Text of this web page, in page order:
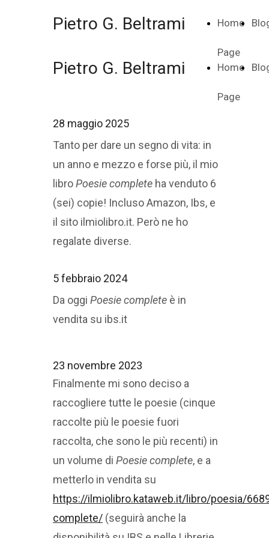
Home
Page
Pietro G. Beltrami
Home
Page
Pietro G. Beltrami
28 maggio 2025
Tanto per dare un segno di vita: in
un anno e mezzo e forse più, il mio
libroPoesie complete ha venduto 6
(sei) copie! Incluso Amazon, Ibs, e
il sito ilmiolibro.it. Però ne ho
regalate diverse.
5 febbraio 2024
Da oggi Poesie complete è in
vendita su ibs.it
23 novembre 2023
Finalmente mi sono deciso a
raccogliere tutte le poesie (cinque
raccolte più le poesie fuori
raccolta, che sono le più recenti) in
un volume di Poesie complete, e a
metterlo in vendita su
https://ilmiolibro.kataweb.it/libro/poesia/
complete/ (seguirà anche la